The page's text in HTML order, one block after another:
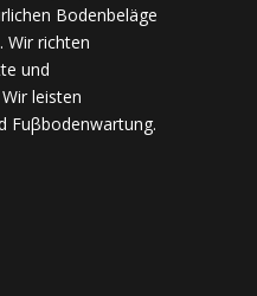
Bodenbeläge
Wir richten
und
leisten
Fuβbodenwartung.